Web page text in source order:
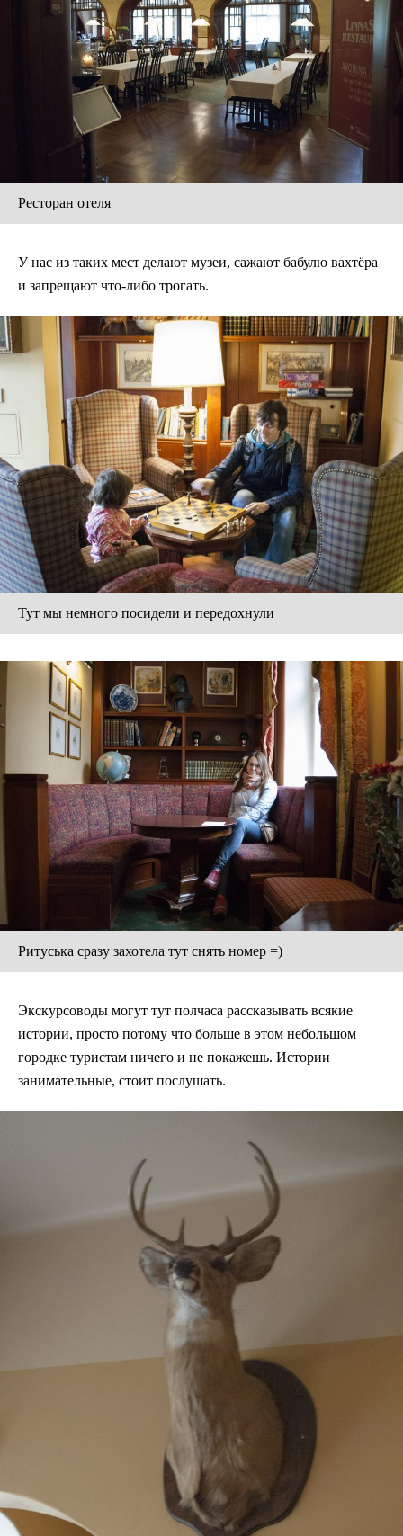
Ресторан отеля
У нас из таких мест делают музеи, сажают бабулю вахтёра
и запрещают что-либо трогать.
Тут мы немного посидели и передохнули
Ритуська сразу захотела тут снять номер =)
Экскурсоводы могут тут полчаса рассказывать всякие
истории, просто потому что больше в этом небольшом
городке туристам ничего и не покажешь. Истории
занимательные, стоит послушать.